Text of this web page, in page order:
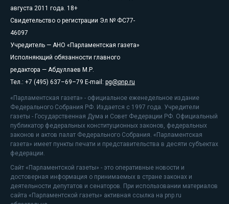
августа 2011 года. 18+
Свидетельство о регистрации Эл № ФС77-
46097
Учредитель — АНО «Парламентская газета»
Исполняющий обязанности главного
редактора — Абдуллаев М.Р.
Тел.: +7 (495) 637–69–79 E-mail: pg@pnp.ru
«Парламентская газета» - официальное еженедельное издание
Федерального Собрания РФ. Издается с 1997 года. Учредители
газеты - Государственная Дума и Совет Федерации РФ. Официальный
публикатор федеральных конституционных законов, федеральных
законов и актов палат Федерального Собрания. «Парламентская
газета» имеет пункты печати и представительства в десяти субъектах
федерации.
Сайт «Парламентской газеты» - это оперативные новости и
достоверная информация о принимаемых в стране законах и
деятельности депутатов и сенаторов. При использовании материалов
сайта «Парламентской газеты» активная ссылка на pnp.ru